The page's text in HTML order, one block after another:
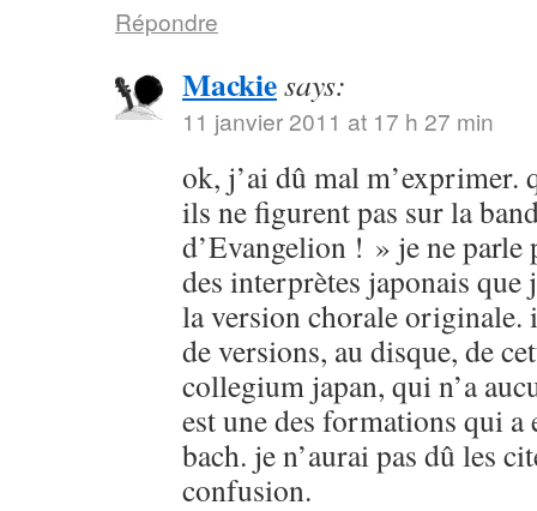
Répondre
Mackiesays:
11 janvier 2011 at 17 h 27 min
ok, j’ai dû mal m’exprimer.
ils ne figurent pas sur la
d’Evangelion ! » je ne parle
des interprètes japonais que
la version chorale originale.
de versions, au disque, de
collegium japan, qui n’a
est une des formations qui a
bach. je n’aurai pas dû les
confusion.